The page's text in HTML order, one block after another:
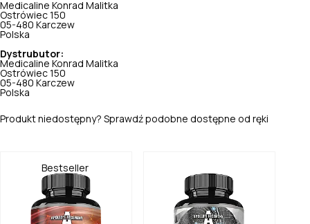
Medicaline Konrad Malitka
Ostrówiec 150
05-480 Karczew
Polska
Dystrubutor:
Medicaline Konrad Malitka
Ostrówiec 150
05-480 Karczew
Polska
Produkt niedostępny? Sprawdź podobne dostępne od ręki
Bestseller